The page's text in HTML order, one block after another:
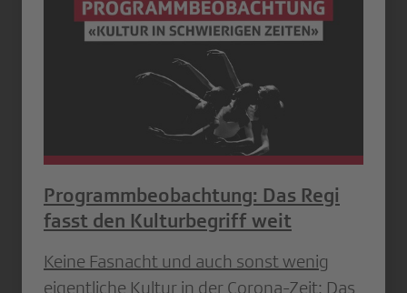
Programmbeobachtung: Das Regi
fasst den Kulturbegriff weit
Keine Fasnacht und auch sonst wenig
eigentliche Kultur in der Corona-Zeit: Das